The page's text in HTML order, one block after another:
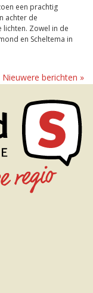
een prachtig
achter de
Zowel in de
en Scheltema in
Nieuwere berichten »